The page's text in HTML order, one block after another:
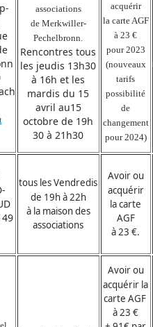
associations
de Merkwiller-
Pechelbronn.
Rencontres tous
les jeudis 13h30
à 16h et les
mardis du 15
avril au15
octobre de 19h
30 à 21h30
acquérir
la carte AGF
à 23 €
pour 2023
(nouveaux
tarifs
possibilité
de
changement
pour 2024)
tous les Vendredis
de 19h à 22h
à la maison des
associations
Avoir ou
acquérir
la carte
AGF
à 23 €.
Avoir ou
acquérir la
carte AGF
à 23 €